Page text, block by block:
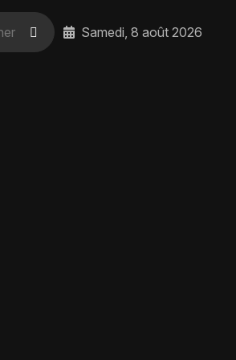
Samedi, 8 août 2026